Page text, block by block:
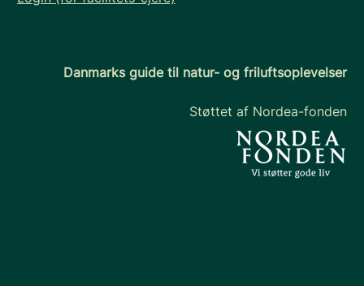
Danmarks guide til natur- og friluftsoplevelser
Støttet af Nordea-fonden